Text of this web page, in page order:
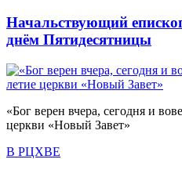
Начальствующий
днём Пятидесятницы
«Бог верен вчера, сегодня и
церкви «Новый Завет»
В РЦХВЕ